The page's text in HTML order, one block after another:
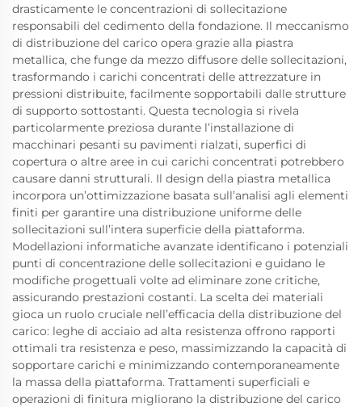
drasticamente le concentrazioni di sollecitazione
responsabili del cedimento della fondazione. Il meccanismo
di distribuzione del carico opera grazie alla piastra
metallica, che funge da mezzo diffusore delle sollecitazioni,
trasformando i carichi concentrati delle attrezzature in
pressioni distribuite, facilmente sopportabili dalle strutture
di supporto sottostanti. Questa tecnologia si rivela
particolarmente preziosa durante l’installazione di
macchinari pesanti su pavimenti rialzati, superfici di
copertura o altre aree in cui carichi concentrati potrebbero
causare danni strutturali. Il design della piastra metallica
incorpora un’ottimizzazione basata sull’analisi agli elementi
finiti per garantire una distribuzione uniforme delle
sollecitazioni sull’intera superficie della piattaforma.
Modellazioni informatiche avanzate identificano i potenziali
punti di concentrazione delle sollecitazioni e guidano le
modifiche progettuali volte ad eliminare zone critiche,
assicurando prestazioni costanti. La scelta dei materiali
gioca un ruolo cruciale nell’efficacia della distribuzione del
carico: leghe di acciaio ad alta resistenza offrono rapporti
ottimali tra resistenza e peso, massimizzando la capacità di
sopportare carichi e minimizzando contemporaneamente
la massa della piattaforma. Trattamenti superficiali e
operazioni di finitura migliorano la distribuzione del carico